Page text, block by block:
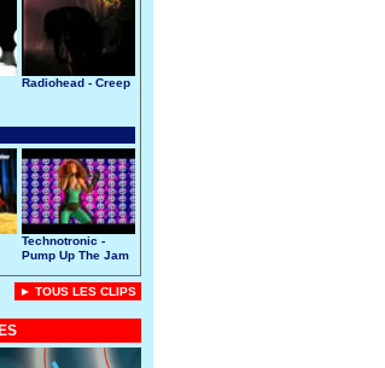
Radiohead - Creep
Technotronic -
Pump Up The Jam
► TOUS LES CLIPS